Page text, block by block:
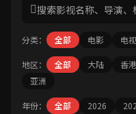
分类： 全部 电影 电
地区： 全部 大陆 香港
亚洲
年份： 全部 2026